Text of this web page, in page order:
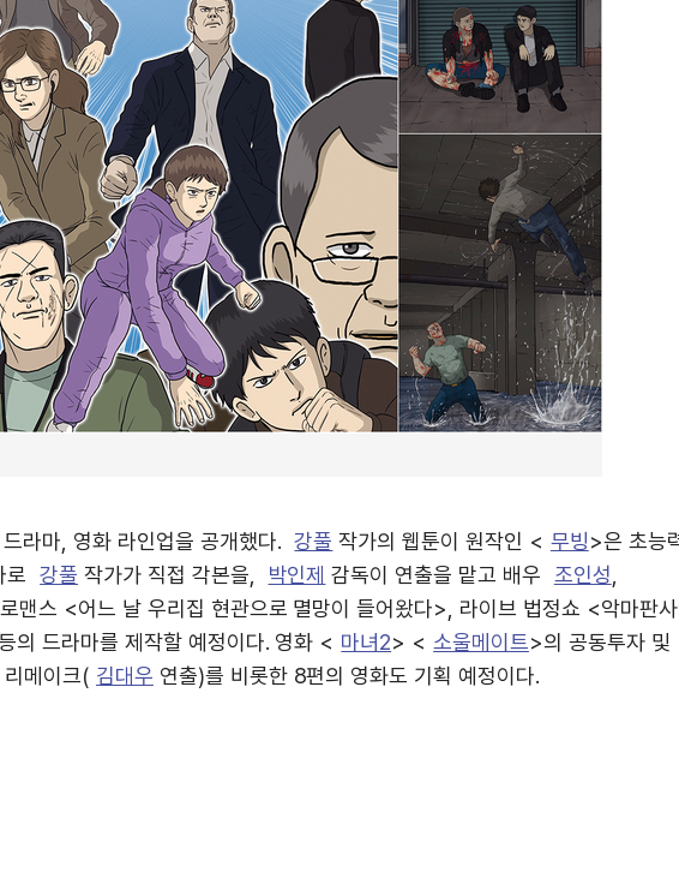
라마, 영화 라인업을 공개했다. 강풀 작가의 웹툰이 원작인 < 무빙>은 초능
로 강풀 작가가 직접 각본을, 박인제 감독이 연출을 맡고 배우 조인성
맨스 <어느 날 우리집 현관으로 멸망이 들어왔다>, 라이브 법정쇼 <악마판사
의 드라마를 제작할 예정이다. 영화 < 마녀2> < 소울메이트>의 공동투자 및
메이크( 김대우 연출)를 비롯한 8편의 영화도 기획 예정이다.